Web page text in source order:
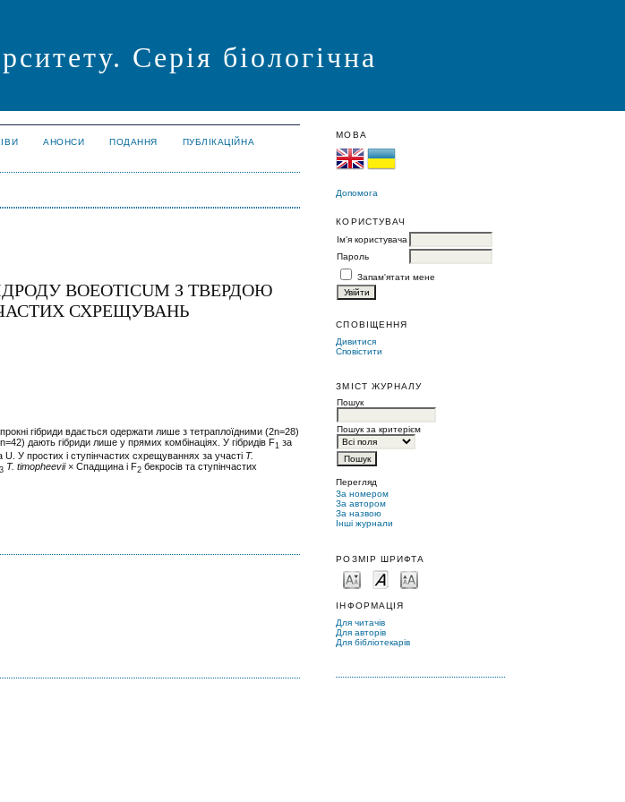
Серія біологічна
МОВА
Допомога
КОРИСТУВАЧ
Ім'я користувача
Пароль
Запам'ятати мене
СПОВІЩЕННЯ
Дивитися
Сповістити
ЗМІСТ ЖУРНАЛУ
Пошук
Пошук за критерієм
Перегляд
За номером
За автором
За назвою
Інші журнали
РОЗМІР ШРИФТА
ІНФОРМАЦІЯ
Для читачів
Для авторів
Для бібліотекарів
АНОНСИ ПОДАННЯ
ПУБЛІКАЦІЙНА
BOEOTICUM З ТВЕРДОЮ
СХРЕЩУВАНЬ
гібриди вдається одержати лише з тетраплоїдними (2n=28)
дають гібриди лише у прямих комбінаціях. У гібридів F1 за
U. У простих і ступінчастих схрещуваннях за участі T.
3 T. timopheevii× Спадщина і F2 бекросів та ступінчастих